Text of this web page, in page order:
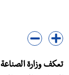
تعكف وزارة